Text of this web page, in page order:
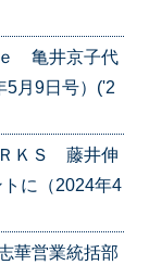
ｅ 亀井京子代
月9日号）('2
ＲＫＳ 藤井伸
に（2024年4
華営業統括部